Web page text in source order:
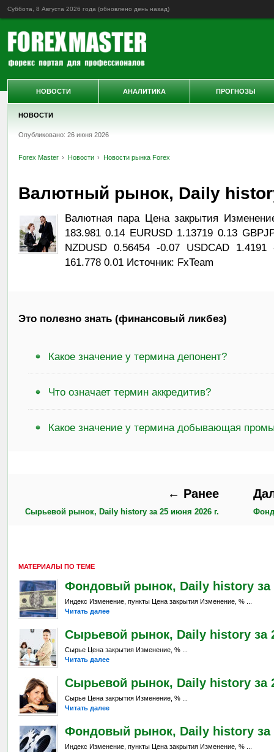
Суббота, 8 Августа 2026 года (обновлено день назад)
НОВОСТИ
Опубликовано: 26 июня 2026
Forex Master Новости Новости рынка Forex
Валютный рынок, Daily
Валютная пара Цена закрытия
183.981 0.14 EURUSD 1.13719 0.13
NZDUSD 0.56454 -0.07 USDCAD
161.778 0.01 Источник: FxTeam
Это полезно знать (финансовый ликбез)
Какое значение у термина депонент?
Что означает термин аккредитив?
Какое значение у термина добывающая
← Ранее
Сырьевой рынок, Daily history за 25 июня 2026 г.
МАТЕРИАЛЫ ПО ТЕМЕ
Фондовый рынок, Daily history за
Индекс Изменение, пункты Цена закрытия Изменение, % ...
Читать далее
Сырьевой рынок, Daily history за
Сырье Цена закрытия Изменение, % ...
Читать далее
Сырьевой рынок, Daily history за
Сырье Цена закрытия Изменение, % ...
Читать далее
Фондовый рынок, Daily history за
Индекс Изменение, пункты Цена закрытия Изменение, % ...
НОВОСТИ АНАЛИТИКА ПРОГНОЗЫ